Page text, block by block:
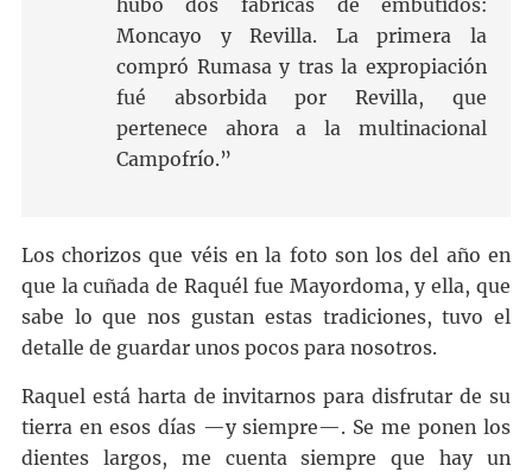
hubo dos fábricas de embutidos:
Moncayo y Revilla. La primera la
compró Rumasa y tras la expropiación
fué absorbida por Revilla, que
pertenece ahora a la multinacional
Campofrío.”
Los chorizos que véis en la foto son los del año en
que la cuñada de Raquél fue Mayordoma, y ella, que
sabe lo que nos gustan estas tradiciones, tuvo el
detalle de guardar unos pocos para nosotros.
Raquel está harta de invitarnos para disfrutar de su
tierra en esos días —y siempre—. Se me ponen los
dientes largos, me cuenta siempre que hay un